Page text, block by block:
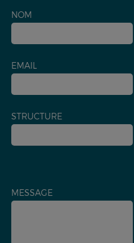
NOM
EMAIL
STRUCTURE
MESSAGE